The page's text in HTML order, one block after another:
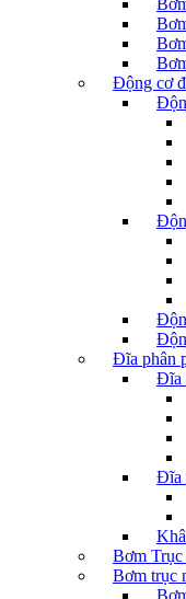
Động cơ
Đĩa phân
Đĩa
Đĩa
Bơm
Bơm trục